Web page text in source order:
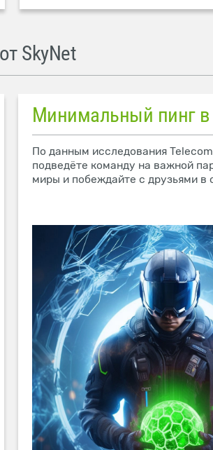
SkyNet
Минимальный пинг в
По данным исследования
подведёте команду на важной
миры и побеждайте с друзьями в